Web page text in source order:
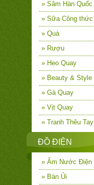
» Sâm Hàn Quốc
» Sữa Công thức
» Quà
» Rượu
» Heo Quay
» Beauty & Style
» Gà Quay
» Vịt Quay
» Tranh Thêu Tay
ĐỒ ĐIỆN
» Ấm Nước Điện
» Bàn Ủi